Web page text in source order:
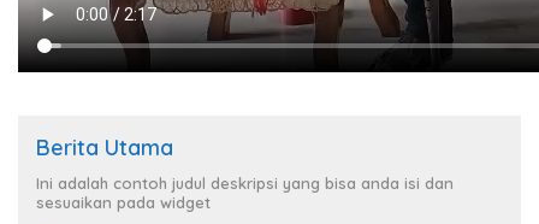
Berita Utama
Ini adalah contoh judul deskripsi yang bisa anda isi dan
sesuaikan pada widget